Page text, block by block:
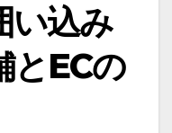
い込み
とECの